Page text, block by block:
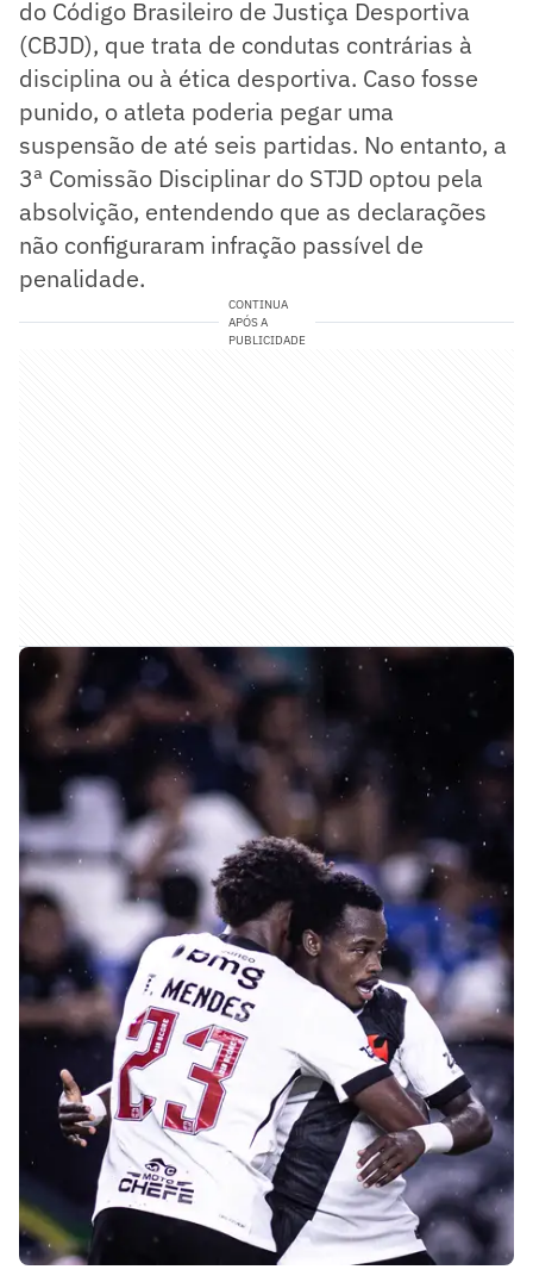
do Código Brasileiro de Justiça Desportiva
(CBJD), que trata de condutas contrárias à
disciplina ou à ética desportiva. Caso fosse
punido, o atleta poderia pegar uma
suspensão de até seis partidas. No entanto, a
3ª Comissão Disciplinar do STJD optou pela
absolvição, entendendo que as declarações
não configuraram infração passível de
penalidade.
CONTINUA
APÓS A
PUBLICIDADE